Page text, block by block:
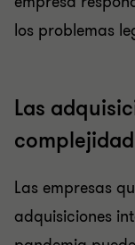
los problemas
Las
Las empresas
adquisiciones